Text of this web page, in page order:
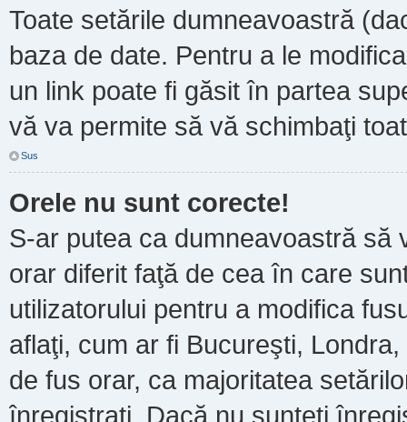
Toate setările dumneavoastră
baza de date. Pentru a le
un link poate fi găsit în partea
vă va permite să vă schimbaţi
Sus
Orele nu sunt corecte!
S-ar putea ca dumneavoastră să
orar diferit faţă de cea în care
utilizatorului pentru a modifica
aflaţi, cum ar fi Bucureşti,
de fus orar, ca majoritatea
înregistraţi. Dacă nu sunteţi